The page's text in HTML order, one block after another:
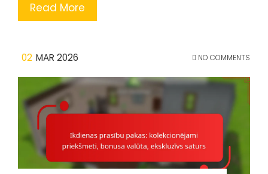
Read More
02 MAR 2026 NO COMMENTS